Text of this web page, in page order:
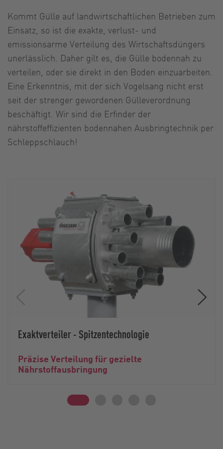
Kommt Gülle auf landwirtschaftlichen Betrieben zum
Einsatz, so ist die exakte, verlust- und
emissionsarme Verteilung des Wirtschaftsdüngers
unerlässlich. Daher gilt es, die Gülle bodennah zu
verteilen, oder sie direkt in den Boden einzuarbeiten.
Eine Erkenntnis, mit der sich Vogelsang nicht erst
seit der strenger gewordenen Gülleverordnung
beschäftigt. Wir sind die Erfinder der
nährstoffeffizienten bodennahen Ausbringtechnik per
Schleppschlauch!
Exaktverteiler - Spitzentechnologie
Präzise Verteilung für gezielte
Nährstoffausbringung